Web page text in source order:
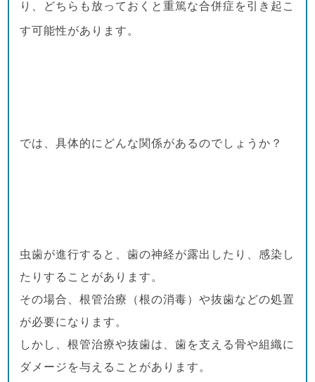
り、どちらも放っておくと重篤な合併症を引き起こ
す可能性があります。
では、具体的にどんな関係があるのでしょうか？
虫歯が進行すると、歯の神経が露出したり、感染し
たりすることがあります。
その場合、根管治療（根の消毒）や抜歯などの処置
が必要になります。
しかし、根管治療や抜歯は、歯を支える骨や組織に
ダメージを与えることがあります。